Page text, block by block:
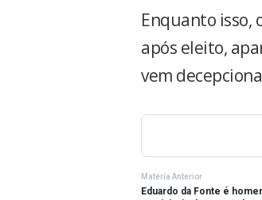
Enquanto isso,
após eleito,
vem
Matéria Anterior
Eduardo da Fonte é